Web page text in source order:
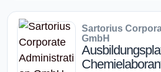
Sartorius
GmbH